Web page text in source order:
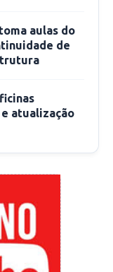
aulas do
de
atualização